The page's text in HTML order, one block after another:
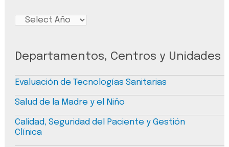
Departamentos, Centros y Unidades
Evaluación de Tecnologías Sanitarias
Salud de la Madre y el Niño
Calidad, Seguridad del Paciente y Gestión
Clínica